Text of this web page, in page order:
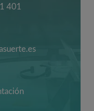
401